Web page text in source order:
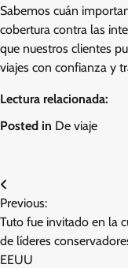
Sabemos cuán
cobertura contra las
que nuestros clientes
viajes con confianza y
Lectura relacionada:
Posted in De viaje
Post
navigation
Previous:
Tuto fue invitado en la
de líderes
EEUU